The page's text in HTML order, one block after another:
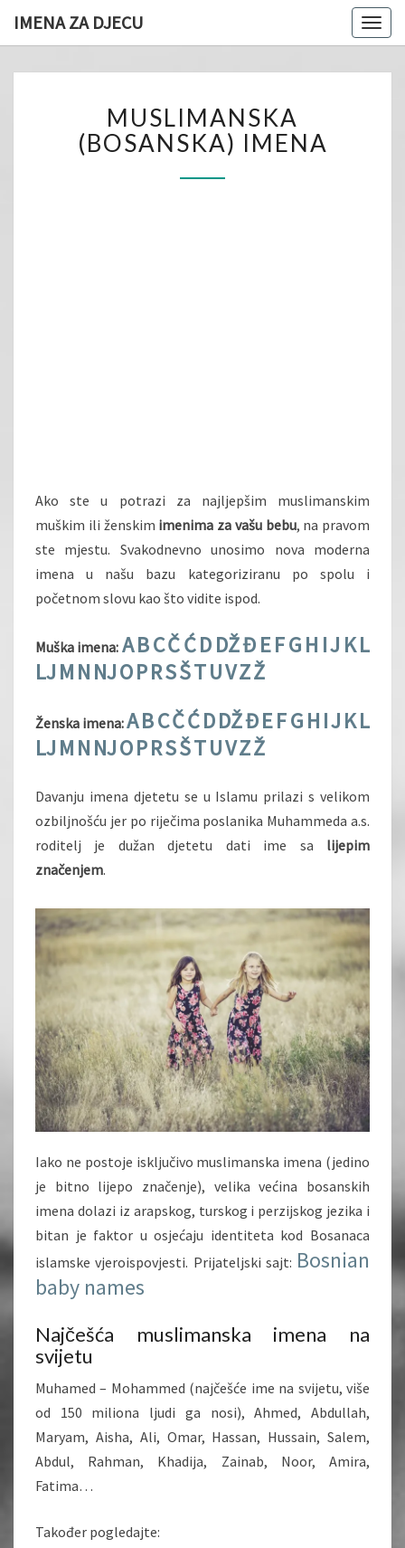
IMENA ZA DJECU
(BOSANSKA)
IMENA
MUSLIMANSKA
(BOSANSKA) IMENA
Ako ste u potrazi za najljepšim muslimanskim
muškim ili ženskim imenima za vašu bebu, na pravom
ste mjestu. Svakodnevno unosimo nova moderna
imena u našu bazu kategoriziranu po spolu i
početnom slovu kao što vidite ispod.
Muška imena: ABCČĆDDŽĐEFGH IJ KL
LJMNNJOPRSŠTUVZŽ
Ženska imena:ABCČĆDDŽĐEFGHIJKL
LJMNNJOPRSŠTUVZŽ
Davanju imena djetetu se u Islamu prilazi s velikom
ozbiljnošću jer po riječima poslanika Muhammeda a.s.
roditelj je dužan djetetu dati ime sa lijepim
značenjem.
Iako ne postoje isključivo muslimanska imena (jedino
je bitno lijepo značenje), velika većina bosanskih
imena dolazi iz arapskog, turskog i perzijskog jezika i
bitan je faktor u osjećaju identiteta kod Bosanaca
islamske vjeroispovjesti. Prijateljski sajt: Bosnian
baby names
Najčešća muslimanska imena na
svijetu
Muhamed – Mohammed (najčešće ime na svijetu, više
od 150 miliona ljudi ga nosi), Ahmed, Abdullah,
Maryam, Aisha, Ali, Omar, Hassan, Hussain, Salem,
Abdul, Rahman, Khadija, Zainab, Noor, Amira,
Fatima…
Također pogledajte: